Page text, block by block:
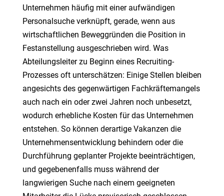
Unternehmen häufig mit einer aufwändigen
Personalsuche verknüpft, gerade, wenn aus
wirtschaftlichen Beweggründen die Position in
Festanstellung ausgeschrieben wird. Was
Abteilungsleiter zu Beginn eines Recruiting-
Prozesses oft unterschätzen: Einige Stellen bleiben
angesichts des gegenwärtigen Fachkräftemangels
auch nach ein oder zwei Jahren noch unbesetzt,
wodurch erhebliche Kosten für das Unternehmen
entstehen. So können derartige Vakanzen die
Unternehmensentwicklung behindern oder die
Durchführung geplanter Projekte beeinträchtigen,
und gegebenenfalls muss während der
langwierigen Suche nach einem geeigneten